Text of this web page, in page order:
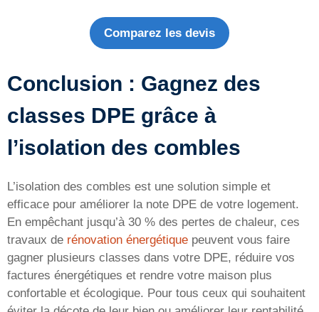
Comparez les devis
Conclusion : Gagnez des
classes DPE grâce à
l’isolation des combles
L’isolation des combles est une solution simple et
efficace pour améliorer la note DPE de votre logement.
En empêchant jusqu’à 30 % des pertes de chaleur, ces
travaux de rénovation énergétique peuvent vous faire
gagner plusieurs classes dans votre DPE, réduire vos
factures énergétiques et rendre votre maison plus
confortable et écologique. Pour tous ceux qui souhaitent